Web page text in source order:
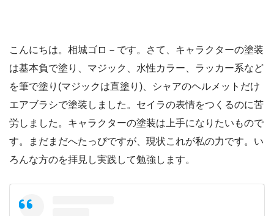
こんにちは。相城ゴロ－です。さて、キャラクターの塗装
は基本負で塗り、マジック、水性カラー、ラッカー系など
を筆で塗り(マジックは直塗り)、シャアのヘルメットだけ
エアブラシで塗装しました。セイラの表情をつくるのに苦
労しました。キャラクターの塗装は上手になりたいもので
す。まだまだへたっぴですが、現状これが私の力です。い
ろんな方のを拝見し実践して勉強します。